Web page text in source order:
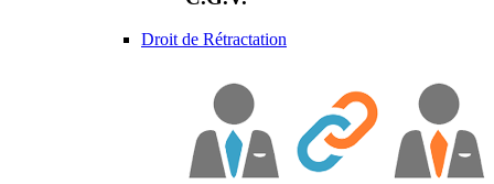
Droit de Rétractation